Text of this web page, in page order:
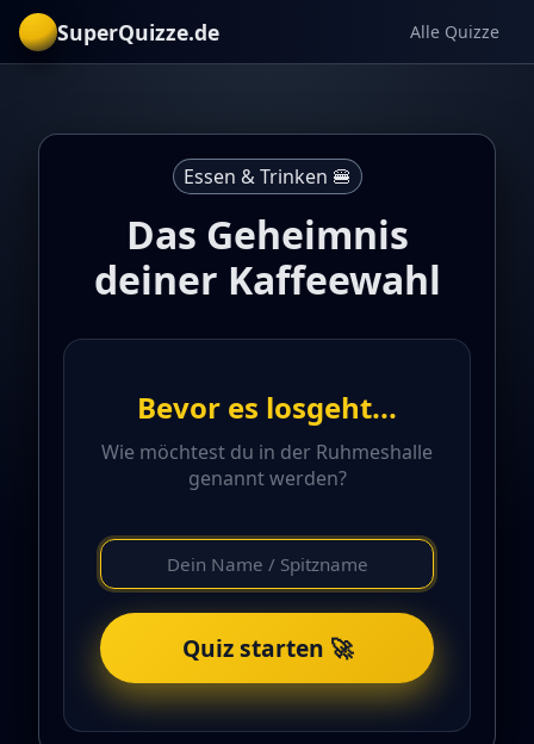
SuperQuizze.de Alle Quizze
Essen & Trinken 🍔
Das Geheimnis
deiner Kaffeewahl
Bevor es losgeht...
Wie möchtest du in der Ruhmeshalle
genannt werden?
Quiz starten 🚀